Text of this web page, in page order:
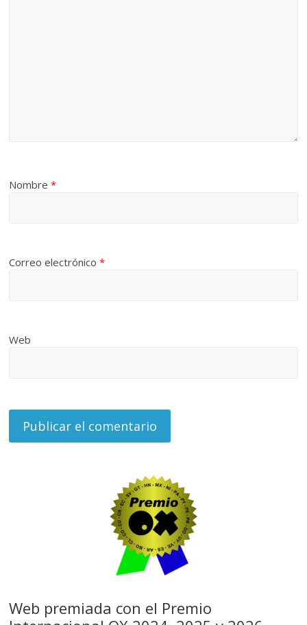
Nombre*
Correo electrónico*
Web
Web premiada con el Premio